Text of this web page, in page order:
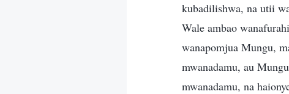
kubadilishwa, na utii
Wale ambao
wanapomjua Mungu,
mwanadamu, au
mwanadamu, na